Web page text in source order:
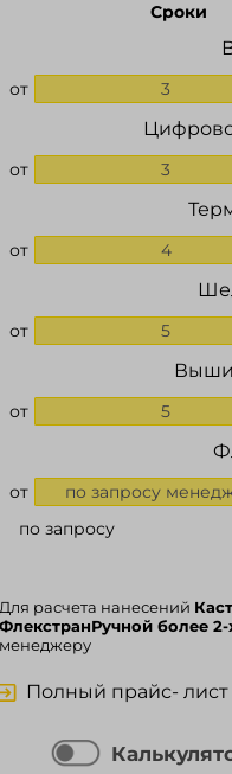
Сроки
от 3
от 3
от 4
от 5
от 5
от по запросу
по запросу
Для расчета нанесений
ФлекстранРучной более 2-
менеджеру
Полный прайс-